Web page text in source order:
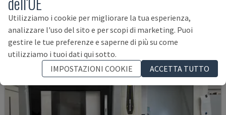
ITALIA
21.000 €
Utilizziamo i cookie per migliorare la tua esperienza,
analizzare l'uso del sito e per scopi di marketing. Puoi
gestire le tue preferenze e saperne di più su come
utilizziamo i tuoi dati qui sotto.
IMPOSTAZIONI COOKIE
ACCETTA TUTTO